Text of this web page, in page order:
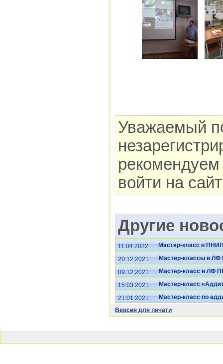
Уважаемый
рекомендуем
войти на
Другие
11.04.2022
Мастер-класс в
20.12.2021
Мастер-классы в
09.12.2021
Мастер-класс в ЛФ
15.03.2021
Мастер-класс
21.01.2021
Мастер-класс по
Версия для печати